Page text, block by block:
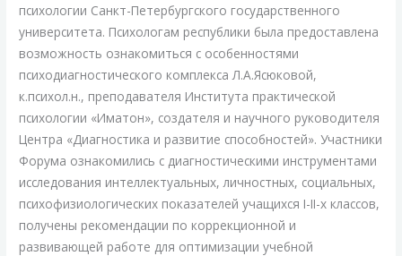
психологии Санкт-Петербургского государственного
университета. Психологам республики была предоставлена
возможность ознакомиться с особенностями
психодиагностического комплекса Л.А.Ясюковой,
к.психол.н., преподавателя Института практической
психологии «Иматон», создателя и научного руководителя
Центра «Диагностика и развитие способностей». Участники
Форума ознакомились с диагностическими инструментами
исследования интеллектуальных, личностных, социальных,
психофизиологических показателей учащихся I-II-х классов,
получены рекомендации по коррекционной и
развивающей работе для оптимизации учебной